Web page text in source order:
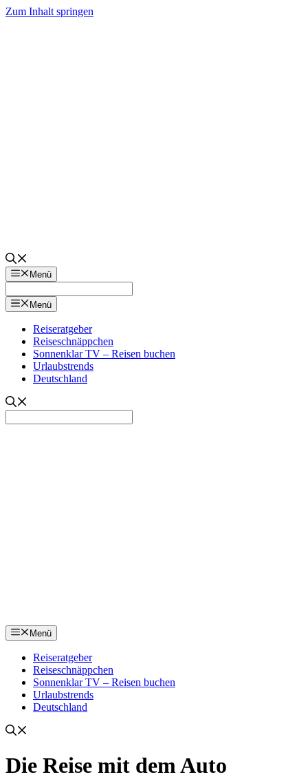
Zum Inhalt springen
Menü
Menü
Reiseratgeber
Reiseschnäppchen
Sonnenklar TV – Reisen buchen
Urlaubstrends
Deutschland
Menü
Reiseratgeber
Reiseschnäppchen
Sonnenklar TV – Reisen buchen
Urlaubstrends
Deutschland
Die Reise mit dem Auto